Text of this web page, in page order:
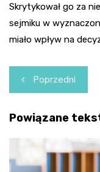
Skrytykował go za
sejmiku w
miało wpływ na
Nawigacja
wpisu
Poprzedni
Powiązane